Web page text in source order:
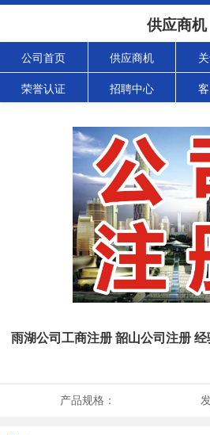
供应商机
公司首页 供应商机
荣誉认证 招聘中心
雨湖公司工商注册 韶山公司注册 经
产品规格：